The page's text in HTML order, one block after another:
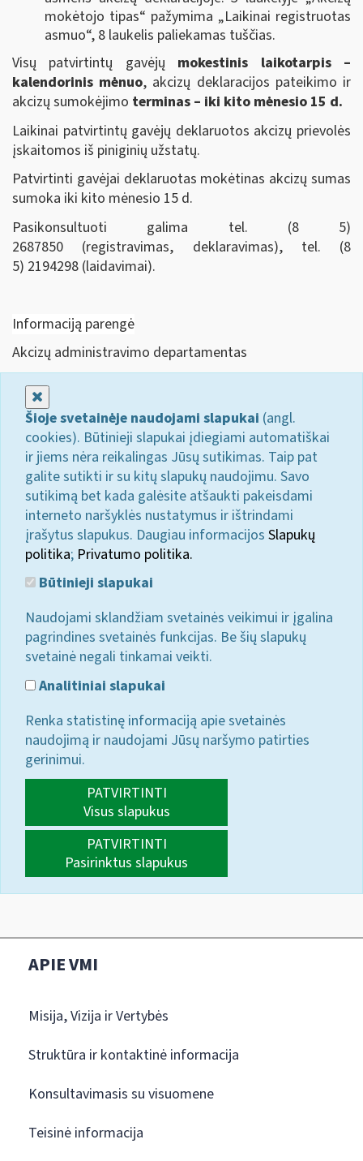
mokėtojo tipas“ pažymima „Laikinai registruotas
asmuo“, 8 laukelis paliekamas tuščias.
Visų patvirtintų gavėjų mokestinis laikotarpis –
kalendorinis mėnuo, akcizų deklaracijos pateikimo ir
akcizų sumokėjimo terminas – iki kito mėnesio 15 d.
Laikinai patvirtintų gavėjų deklaruotos akcizų prievolės
įskaitomos iš piniginių užstatų.
Patvirtinti gavėjai deklaruotas mokėtinas akcizų sumas
sumoka iki kito mėnesio 15 d.
Pasikonsultuoti galima tel. (8 5)
2687850 (registravimas, deklaravimas), tel. (8
5) 2194298 (laidavimai).
Informaciją parengė
Akcizų administravimo departamentas
Šioje svetainėje naudojami slapukai (angl.
cookies). Būtinieji slapukai įdiegiami automatiškai
ir jiems nėra reikalingas Jūsų sutikimas. Taip pat
galite sutikti ir su kitų slapukų naudojimu. Savo
sutikimą bet kada galėsite atšaukti pakeisdami
interneto naršyklės nustatymus ir ištrindami
įrašytus slapukus. Daugiau informacijos Slapukų
politika; Privatumo politika.
Būtinieji slapukai
Naudojami sklandžiam svetainės veikimui ir įgalina
pagrindines svetainės funkcijas. Be šių slapukų
svetainė negali tinkamai veikti.
Analitiniai slapukai
Renka statistinę informaciją apie svetainės
naudojimą ir naudojami Jūsų naršymo patirties
gerinimui.
PATVIRTINTI
Visus slapukus
PATVIRTINTI
Pasirinktus slapukus
APIE VMI
Misija, Vizija ir Vertybės
Struktūra ir kontaktinė informacija
Konsultavimasis su visuomene
Teisinė informacija